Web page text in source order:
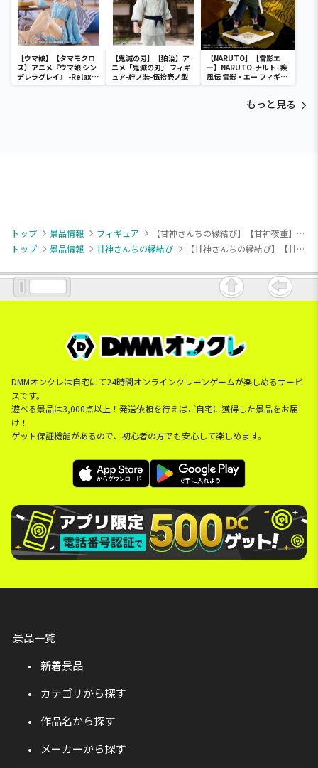
【ウマ娘】【タマモクロ
ス】アニメ『ウマ娘 シン
デレラグレイ』 -Relax
time-タマモクロス
【鬼滅の刃】【狛治】ア
ニメ「鬼滅の刃」 フィギ
ュア-絆ノ装-伍拾壱ノ型
【NARUTO】【雷影エ
ー】NARUTO-ナルト- 疾
風伝 雷影・エー フィギュ
ア～五影集結…!!～
もっと見る
トップ 景品情報 フィギュア
【甘神さんちの縁結び】【甘神夜重】甘神さんちの縁結び Yumemirize “甘神夜重”
トップ
景品情報 甘神さんちの縁結び 【甘神さんちの縁結び】【甘神夜重】甘神さんちの縁結び Yumemirize “甘神夜重”
DMMオンクレは自宅にて24時間オンラインクレーンゲームが楽しめるサービ
スです。
遊べる景品は3,000点以上！発送依頼を行えばご自宅に獲得した景品をお届
け！
ゲット保証機能があるので、初心者の方でも安心して楽しめます。
景品一覧
新着景品
カテゴリから探す
作品名から探す
メーカーから探す